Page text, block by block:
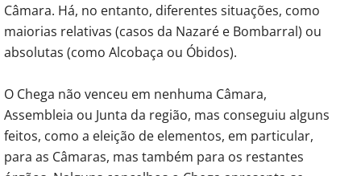
Câmara. Há, no entanto, diferentes situações, como
maiorias relativas (casos da Nazaré e Bombarral) ou
absolutas (como Alcobaça ou Óbidos).
O Chega não venceu em nenhuma Câmara,
Assembleia ou Junta da região, mas conseguiu alguns
feitos, como a eleição de elementos, em particular,
para as Câmaras, mas também para os restantes